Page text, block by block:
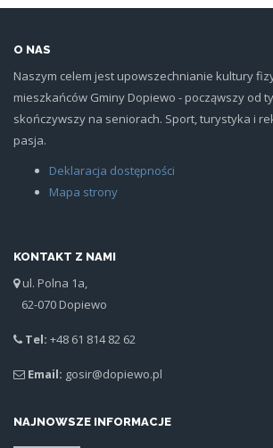
O NAS
Naszym celem jest upowszechnianie kultury
mieszkańców Gminy Dopiewo - począwszy od
skończywszy na seniorach. Sport, turystyka i
pasja.
Deklaracja dostępności
Mapa strony
KONTAKT Z NAMI
ul. Polna 1a,
62-070 Dopiewo
Tel: +48 61 814 82 62
Email: gosir@dopiewo.pl
NAJNOWSZE INFORMACJE